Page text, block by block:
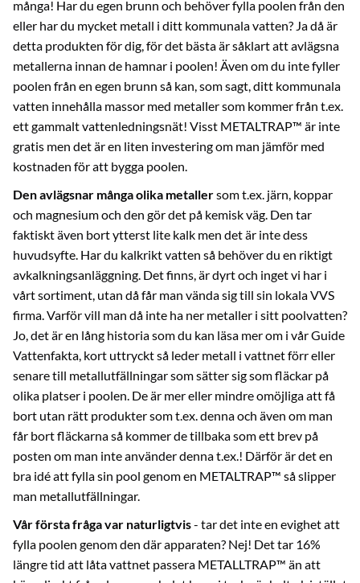
många! Har du egen brunn och behöver fylla poolen från den
eller har du mycket metall i ditt kommunala vatten? Ja då är
detta produkten för dig, för det bästa är såklart att avlägsna
metallerna innan de hamnar i poolen! Även om du inte fyller
poolen från en egen brunn så kan, som sagt, ditt kommunala
vatten innehålla massor med metaller som kommer från t.ex.
ett gammalt vattenledningsnät! Visst METALTRAP™ är inte
gratis men det är en liten investering om man jämför med
kostnaden för att bygga poolen.
Den avlägsnar många olika metallersom t.ex. järn, koppar
och magnesium och den gör det på kemisk väg. Den tar
faktiskt även bort ytterst lite kalk men det är inte dess
huvudsyfte. Har du kalkrikt vatten så behöver du en riktigt
avkalkningsanläggning. Det finns, är dyrt och inget vi har i
vårt sortiment, utan då får man vända sig till sin lokala VVS
firma. Varför vill man då inte ha ner metaller i sitt poolvatten?
Jo, det är en lång historia som du kan läsa mer om i vårGuide
Vattenfakta, kort uttryckt så leder metall i vattnet förr eller
senare till metallutfällningar som sätter sig som fläckar på
olika platser i poolen. De är mer eller mindre omöjliga att få
bort utan rätt produkter som t.ex.dennaoch även om man
får bort fläckarna så kommer de tillbaka som ett brev på
posten om man inteanvänder dennat.ex.! Därför är det en
bra idé att fylla sin pool genom en METALTRAP™ så slipper
man metallutfällningar.
Vår första fråga var naturligtvis- tar det inte en evighet att
fylla poolen genom den där apparaten? Nej! Det tar 16%
längre tid att låta vattnet passera METALLTRAP™ än att